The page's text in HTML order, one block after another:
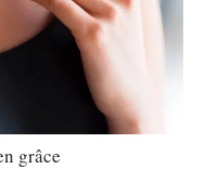
grâce